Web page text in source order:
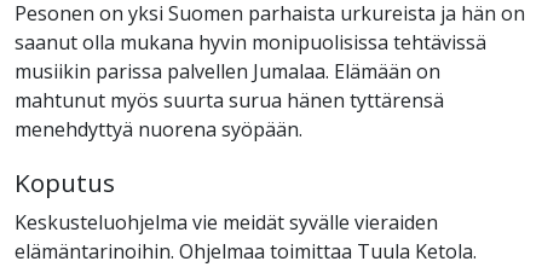
Pesonen on yksi Suomen parhaista urkureista ja hän on
saanut olla mukana hyvin monipuolisissa tehtävissä
musiikin parissa palvellen Jumalaa. Elämään on
mahtunut myös suurta surua hänen tyttärensä
menehdyttyä nuorena syöpään.
Koputus
Keskusteluohjelma vie meidät syvälle vieraiden
elämäntarinoihin. Ohjelmaa toimittaa Tuula Ketola.